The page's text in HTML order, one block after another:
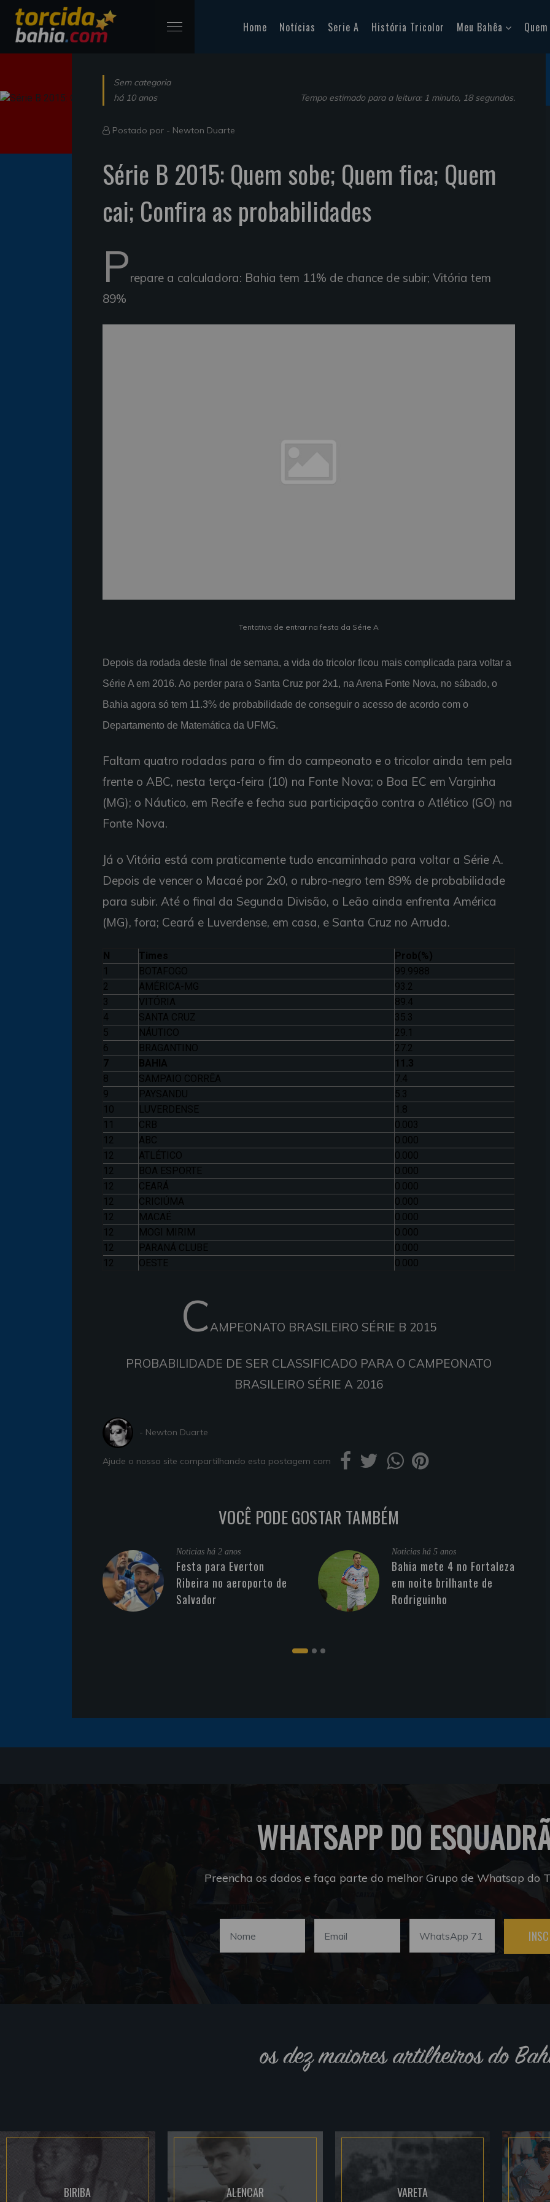
Home Notícias Serie A História Tricolor Meu Bahêa
Sem categoria
há 10 anos
Tempo estimado para a leitura: 1 minuto, 18 segundos.
Postado por - Newton Duarte
Série B 2015: Quem sobe; Quem fica; Quem
cai; Confira as probabilidades
Prepare a calculadora: Bahia tem 11% de chance de subir; Vitória tem
89%
Tentativa de entrar na festa da Série A
Depois da rodada deste final de semana, a vida do tricolor ficou mais complicada para voltar a
Série A em 2016. Ao perder para o Santa Cruz por 2x1, na Arena Fonte Nova, no sábado, o
Bahia agora só tem 11.3% de probabilidade de conseguir o acesso de acordo com o
Departamento de Matemática da UFMG.
Faltam quatro rodadas para o fim do campeonato e o tricolor ainda tem pela
frente o ABC, nesta terça-feira (10) na Fonte Nova; o Boa EC em Varginha
(MG); o Náutico, em Recife e fecha sua participação contra o Atlético (GO) na
Fonte Nova.
Já o Vitória está com praticamente tudo encaminhado para voltar a Série A.
Depois de vencer o Macaé por 2x0, o rubro-negro tem 89% de probabilidade
para subir. Até o final da Segunda Divisão, o Leão ainda enfrenta América
(MG), fora; Ceará e Luverdense, em casa, e Santa Cruz no Arruda.
CAMPEONATO BRASILEIRO SÉRIE B 2015
PROBABILIDADE DE SER CLASSIFICADO PARA O CAMPEONATO
BRASILEIRO SÉRIE A 2016
N Times
Prob(%)
1
BOTAFOGO
99.9988
2
AMÉRICA-MG
93.2
3
VITÓRIA
89.4
4
SANTA CRUZ
35.3
5
NÁUTICO
29.1
6
BRAGANTINO
27.2
7
BAHIA
11.3
8
SAMPAIO CORRÊA
7.4
9
PAYSANDU
5.3
10
LUVERDENSE
1.8
11
CRB
0.003
12
ABC
0.000
12
ATLÉTICO
0.000
12
BOA ESPORTE
0.000
12
CEARÁ
0.000
12
CRICIÚMA
0.000
12
MACAÉ
0.000
12
MOGI MIRIM
0.000
12
PARANÁ CLUBE
0.000
12
OESTE 0.000
- Newton Duarte
Ajude o nosso site compartilhando esta postagem com
VOCÊ PODE GOSTAR TAMBÉM
Noticias há 2 anos
Festa para Everton
Ribeira no aeroporto de
Salvador
Noticias há 5 anos
Bahia mete 4 no Fortaleza
em noite brilhante de
Rodriguinho
WHATSAPP DO
Preencha os dados e faça parte do melhor Grupo de Whatsap do
os dez maiores artilheiros do
BIRIBA ALENCAR VARETA